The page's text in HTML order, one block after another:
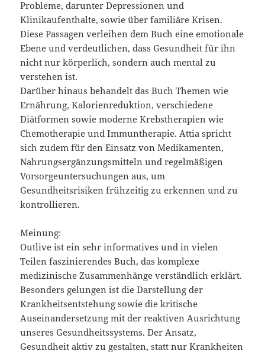
Probleme, darunter Depressionen und
Klinikaufenthalte, sowie über familiäre Krisen.
Diese Passagen verleihen dem Buch eine emotionale
Ebene und verdeutlichen, dass Gesundheit für ihn
nicht nur körperlich, sondern auch mental zu
verstehen ist.
Darüber hinaus behandelt das Buch Themen wie
Ernährung, Kalorienreduktion, verschiedene
Diätformen sowie moderne Krebstherapien wie
Chemotherapie und Immuntherapie. Attia spricht
sich zudem für den Einsatz von Medikamenten,
Nahrungsergänzungsmitteln und regelmäßigen
Vorsorgeuntersuchungen aus, um
Gesundheitsrisiken frühzeitig zu erkennen und zu
kontrollieren.
Meinung:
Outlive ist ein sehr informatives und in vielen
Teilen faszinierendes Buch, das komplexe
medizinische Zusammenhänge verständlich erklärt.
Besonders gelungen ist die Darstellung der
Krankheitsentstehung sowie die kritische
Auseinandersetzung mit der reaktiven Ausrichtung
unseres Gesundheitssystems. Der Ansatz,
Gesundheit aktiv zu gestalten, statt nur Krankheiten